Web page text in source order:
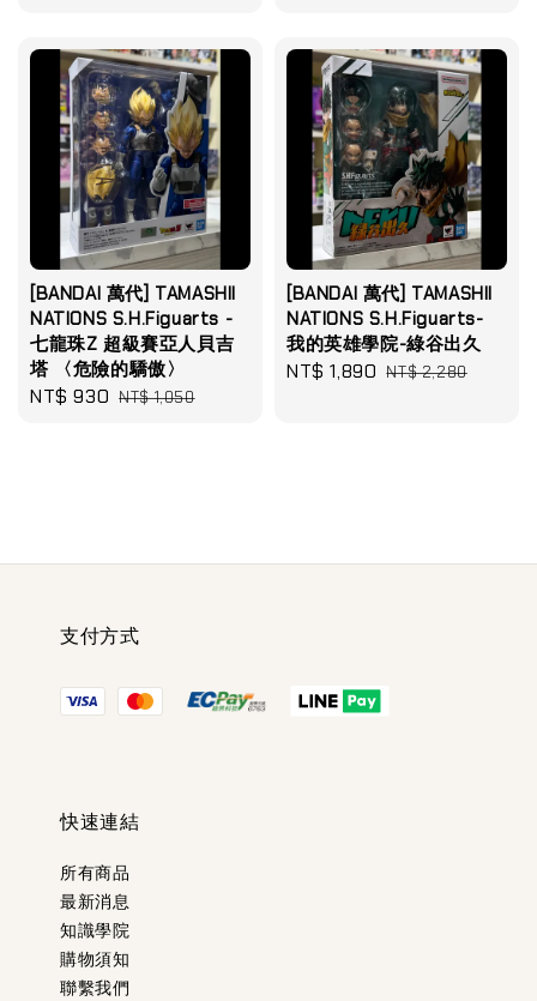
[BANDAI 萬代] TAMASHII
NATIONS S.H.Figuarts -
七龍珠Z 超級賽亞人貝吉
塔 〈危險的驕傲〉
Sale
NT$ 930 Regular
NT$ 1,050
[BANDAI 萬代] TAMASHII
NATIONS S.H.Figuarts-
我的英雄學院-綠谷出久
Sale
NT$ 1,890 Regular
NT$ 2,280
支付方式
快速連結
所有商品
最新消息
知識學院
購物須知
聯繫我們